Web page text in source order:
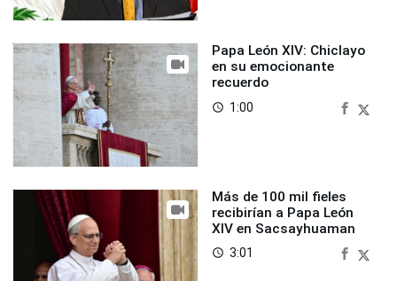
Papa León XIV: Chiclayo
en su emocionante
recuerdo
access_time 1:00
Más de 100 mil fieles
recibirían a Papa León
XIV en Sacsayhuaman
access_time 3:01